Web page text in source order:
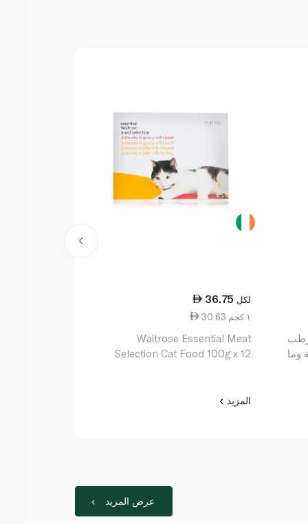
رطب
وما
36.75 لكل
30.63 ١ كجم
Waitrose Essential Meat
Selection Cat Food 100g x 12
المزيد
عرض المزيد